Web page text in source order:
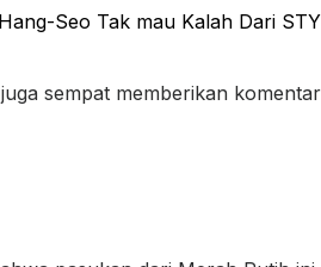
Seo Tak mau Kalah Dari STY
sempat memberikan